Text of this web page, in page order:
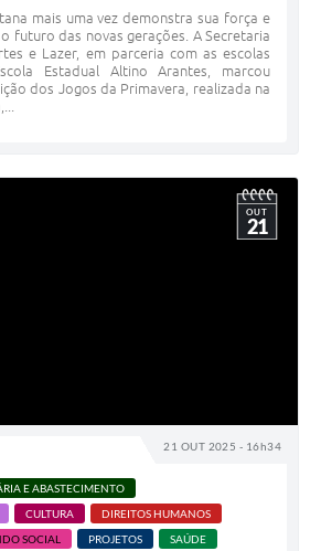
mais uma vez demonstra sua força e
futuro das novas gerações. A Secretaria
e Lazer, em parceria com as escolas
Estadual Altino Arantes, marcou
dos Jogos da Primavera, realizada na
21 OUT 2025 - 16h34
OUT
21
E ABASTECIMENTO
CULTURA
DIREITOS HUMANOS
SOCIAL PROJETOS
SAÚDE